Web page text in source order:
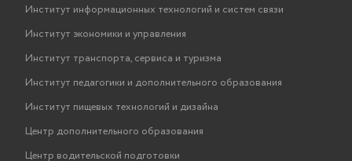
Институт информационных технологий и систем связи
Институт экономики и управления
Институт транспорта, сервиса и туризма
Институт педагогики и дополнительного образования
Институт пищевых технологий и дизайна
Центр дополнительного образования
Центр водительской подготовки